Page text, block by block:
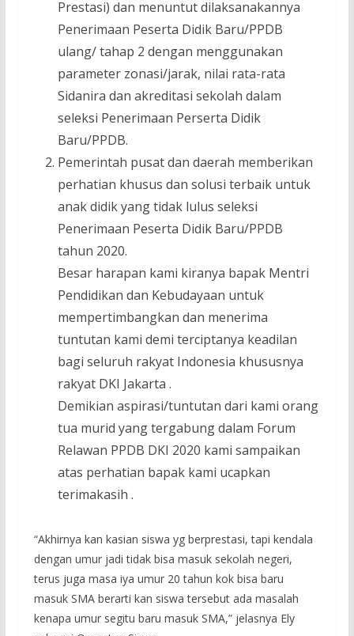
Prestasi) dan menuntut dilaksanakannya
Penerimaan Peserta Didik Baru/PPDB
ulang/ tahap 2 dengan menggunakan
parameter zonasi/jarak, nilai rata-rata
Sidanira dan akreditasi sekolah dalam
seleksi Penerimaan Perserta Didik
Baru/PPDB.
Pemerintah pusat dan daerah memberikan
perhatian khusus dan solusi terbaik untuk
anak didik yang tidak lulus seleksi
Penerimaan Peserta Didik Baru/PPDB
tahun 2020.
Besar harapan kami kiranya bapak Mentri
Pendidikan dan Kebudayaan untuk
mempertimbangkan dan menerima
tuntutan kami demi terciptanya keadilan
bagi seluruh rakyat Indonesia khususnya
rakyat DKI Jakarta .
Demikian aspirasi/tuntutan dari kami orang
tua murid yang tergabung dalam Forum
Relawan PPDB DKI 2020 kami sampaikan
atas perhatian bapak kami ucapkan
terimakasih .
“Akhirnya kan kasian siswa yg berprestasi, tapi kendala
dengan umur jadi tidak bisa masuk sekolah negeri,
terus juga masa iya umur 20 tahun kok bisa baru
masuk SMA berarti kan siswa tersebut ada masalah
kenapa umur segitu baru masuk SMA,” jelasnya Ely